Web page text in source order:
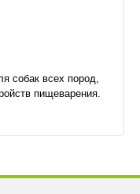
собак всех пород,
пищеварения.